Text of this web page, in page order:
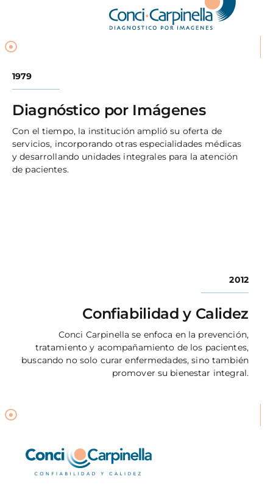
1979
Diagnóstico por Imágenes
Con el tiempo, la institución amplió su oferta de
servicios, incorporando otras especialidades médicas
y desarrollando unidades integrales para la atención
de pacientes.
2012
Confiabilidad y Calidez
Conci Carpinella se enfoca en la prevención,
tratamiento y acompañamiento de los pacientes,
buscando no solo curar enfermedades, sino también
promover su bienestar integral.